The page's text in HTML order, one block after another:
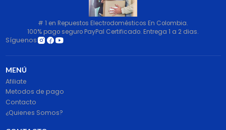
# 1 en Repuestos Electrodomésticos En Colombia.
100% pago seguro PayPal Certificado. Entrega 1 a 2 dias.
Síguenos
MENÚ
Afiliate
Metodos de pago
Contacto
¿Quienes Somos?